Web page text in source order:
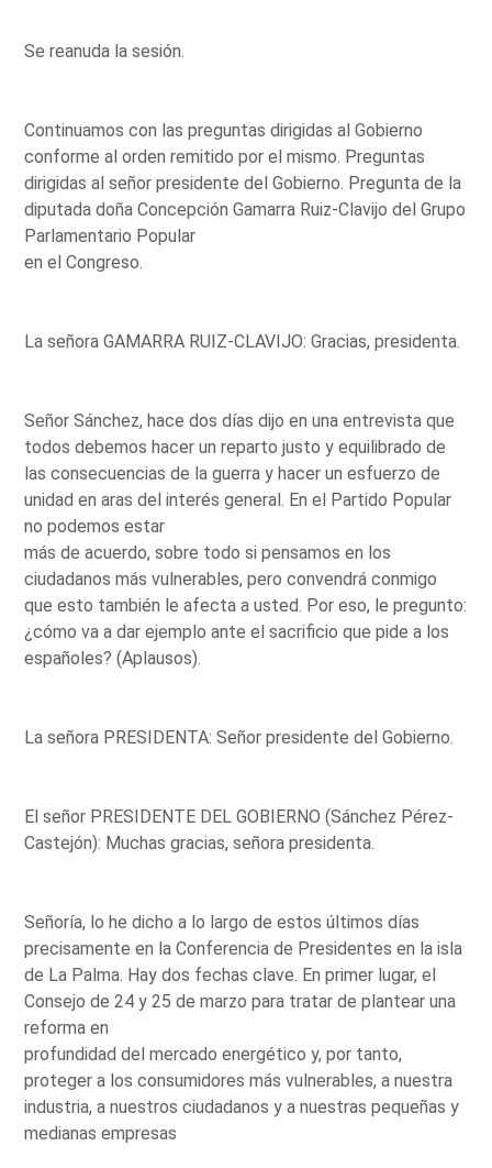
Se reanuda la sesión.
Continuamos con las preguntas dirigidas al Gobierno
conforme al orden remitido por el mismo. Preguntas
dirigidas al señor presidente del Gobierno. Pregunta de la
diputada doña Concepción Gamarra Ruiz-Clavijo del Grupo
Parlamentario Popular
en el Congreso.
La señora GAMARRA RUIZ-CLAVIJO: Gracias, presidenta.
Señor Sánchez, hace dos días dijo en una entrevista que
todos debemos hacer un reparto justo y equilibrado de
las consecuencias de la guerra y hacer un esfuerzo de
unidad en aras del interés general. En el Partido Popular
no podemos estar
más de acuerdo, sobre todo si pensamos en los
ciudadanos más vulnerables, pero convendrá conmigo
que esto también le afecta a usted. Por eso, le pregunto:
¿cómo va a dar ejemplo ante el sacrificio que pide a los
españoles? (Aplausos).
La señora PRESIDENTA: Señor presidente del Gobierno.
El señor PRESIDENTE DEL GOBIERNO (Sánchez Pérez-
Castejón): Muchas gracias, señora presidenta.
Señoría, lo he dicho a lo largo de estos últimos días
precisamente en la Conferencia de Presidentes en la isla
de La Palma. Hay dos fechas clave. En primer lugar, el
Consejo de 24 y 25 de marzo para tratar de plantear una
reforma en
profundidad del mercado energético y, por tanto,
proteger a los consumidores más vulnerables, a nuestra
industria, a nuestros ciudadanos y a nuestras pequeñas y
medianas empresas